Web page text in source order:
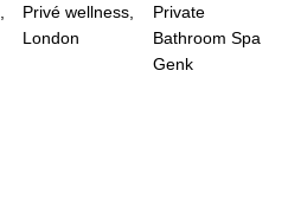
Privé wellness,
London
Private
Bathroom Spa
Genk